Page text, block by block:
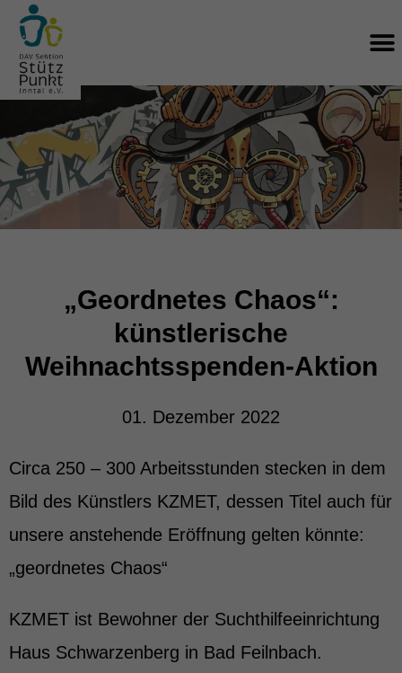
Zum
Inhalt
springen
„Geordnetes Chaos“:
künstlerische
Weihnachtsspenden-Aktion
01. Dezember 2022
Circa 250 – 300 Arbeitsstunden stecken in dem
Bild des Künstlers KZMET, dessen Titel auch für
unsere anstehende Eröffnung gelten könnte:
„geordnetes Chaos“
KZMET ist Bewohner der Suchthilfeeinrichtung
Haus Schwarzenberg in Bad Feilnbach.